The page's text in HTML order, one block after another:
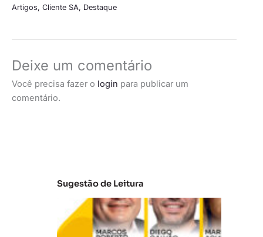
Artigos, Cliente SA, Destaque
Deixe um comentário
Você precisa fazer o login para publicar um
comentário.
Sugestão de Leitura